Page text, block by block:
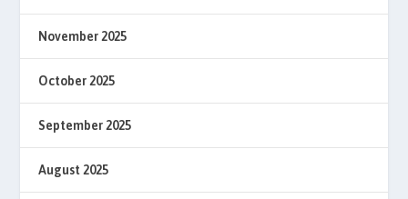
November 2025
October 2025
September 2025
August 2025